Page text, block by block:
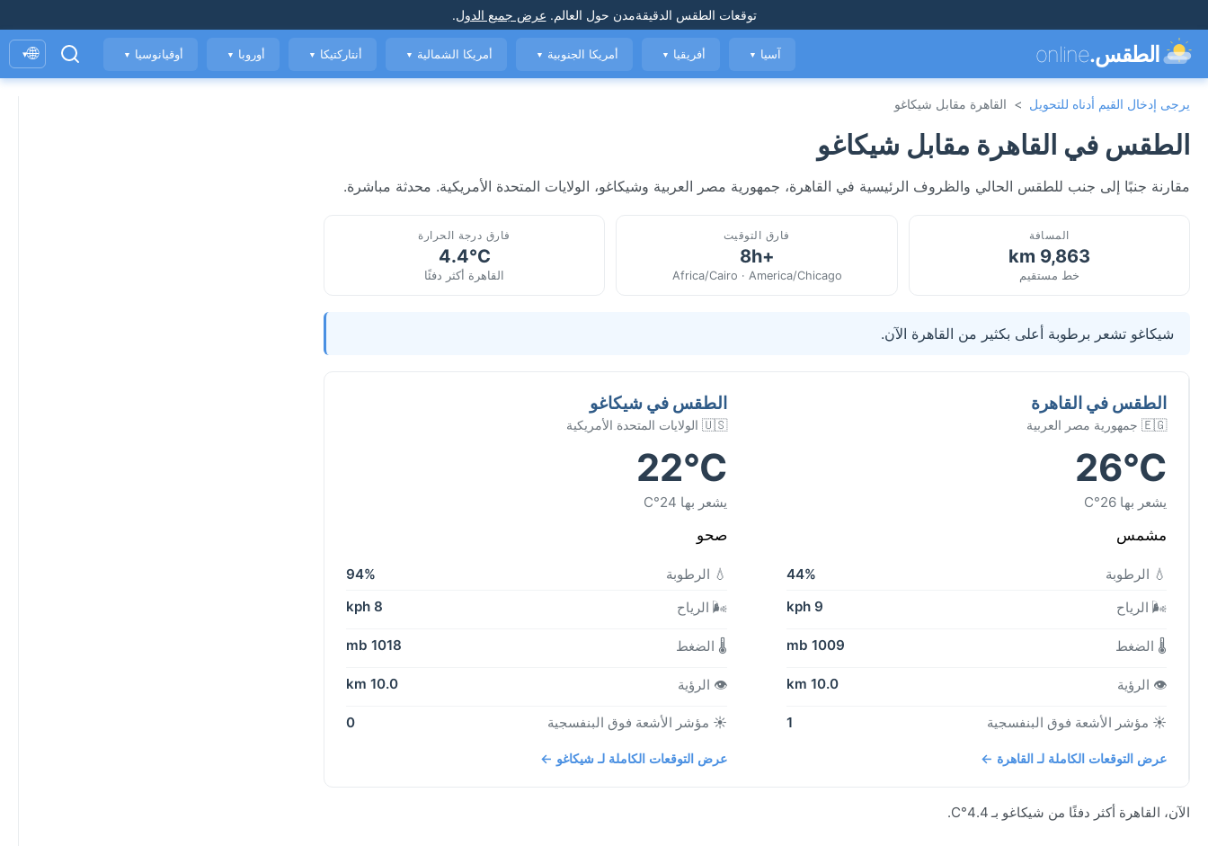
توقعات الطقس الدقيقةمدن حول العالم. عرض جميع الدول.
الطقس.online آسيا ▼ أفريقيا ▼ أمريكا الجنوبية ▼ أمريكا الشمالية ▼ أنتاركتيكا ▼ أوروبا ▼ أوقيانوسيا ▼
🌐
▾
يرجى إدخال القيم أدناه للتحويل > القاهرة مقابل شيكاغو
الطقس في القاهرة مقابل شيكاغو
مقارنة جنبًا إلى جنب للطقس الحالي والظروف الرئيسية في القاهرة، جمهورية مصر العربية وشيكاغو، الولايات المتحدة الأمريكية. محدثة مباشرة.
المسافة
9,863 km
خط مستقيم
فارق التوقيت
+8h
Africa/Cairo · America/Chicago
فارق درجة الحرارة
4.4°C
القاهرة أكثر دفئًا
شيكاغو تشعر برطوبة أعلى بكثير من القاهرة الآن.
الطقس في القاهرة
🇪🇬 جمهورية مصر العربية
26°C
يشعر بها 26°C
مشمس
💧 الرطوبة
44%
🌬️ الرياح
9 kph
🌡️ الضغط 1009 mb
👁️ الرؤية 10.0 km
☀️ مؤشر الأشعة فوق البنفسجية 1
عرض التوقعات الكاملة لـ القاهرة ←
الطقس في شيكاغو
🇺🇸 الولايات المتحدة الأمريكية
22°C
يشعر بها 24°C
صحو
💧 الرطوبة
94%
🌬️ الرياح
8 kph
🌡️ الضغط 1018 mb
👁️ الرؤية 10.0 km
☀️ مؤشر الأشعة فوق البنفسجية 0
عرض التوقعات الكاملة لـ شيكاغو ←
الآن، القاهرة أكثر دفئًا من شيكاغو بـ 4.4°C.